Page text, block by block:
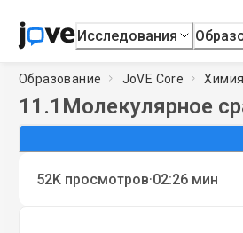
Исследования
Образование JoVE Core Химия
11.1 Молекулярное
52K просмотров·02:26 мин